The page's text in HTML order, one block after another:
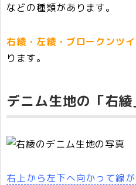
などの種類があります。
右綾・左綾・ブロークンツ
ります。
デニム生地の「右綾
右上から左下へ向かって線